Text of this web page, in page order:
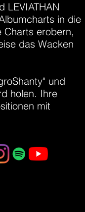
LEVIATHAN
in die
Charts erobern,
das Wacken
und
holen. Ihre
mit